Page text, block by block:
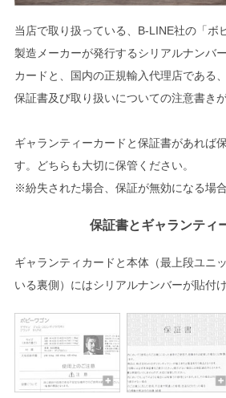
当店で取り扱っている、B-LINE社の「ボ
製造メーカーが発行するシリアルナンバ
カードと、国内の正規輸入代理店である
保証書及び取り扱いについての注意書き
ギャランティーカードと保証書があれば
す。どちらも大切に保管ください。
※紛失された場合、保証が無効になる場合
保証書とギャランティ
ギャランティカードと本体（最上段ユニ
いる裏側）にはシリアルナンバーが貼付